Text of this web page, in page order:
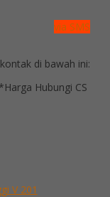
via SMS
di bawah ini:
*Harga Hubungi CS
V 201